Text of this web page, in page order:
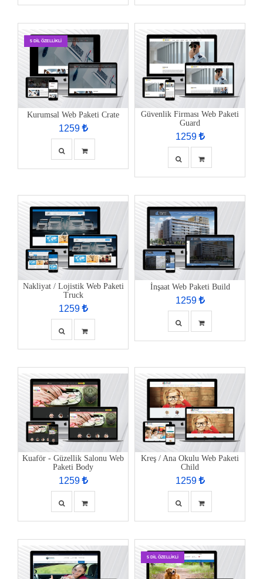
5 DIL ÖZELLIKLI
Kurumsal Web Paketi Crate
1259
Güvenlik Firması Web Paketi
Guard
1259
Nakliyat / Lojistik Web Paketi
Truck
1259
İnşaat Web Paketi Build
1259
Kuaför - Güzellik Salonu Web
Paketi Body
1259
Kreş / Ana Okulu Web Paketi
Child
1259
5 DIL ÖZELLIKLI